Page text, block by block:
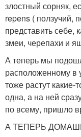
злостный сорняк,
repens ( ползучий,
представить себе,
змеи, черепахи и
А теперь мы
расположенному в
тоже растут какие-
одна, а на ней
по всему, пришло
А ТЕПЕРЬ